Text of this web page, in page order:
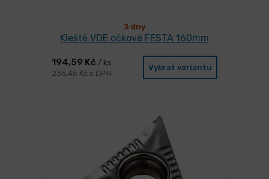
3 dny
Kleště VDE očkové FESTA 160mm
194,59 Kč / ks
235,45 Kč s DPH
Vybrat variantu